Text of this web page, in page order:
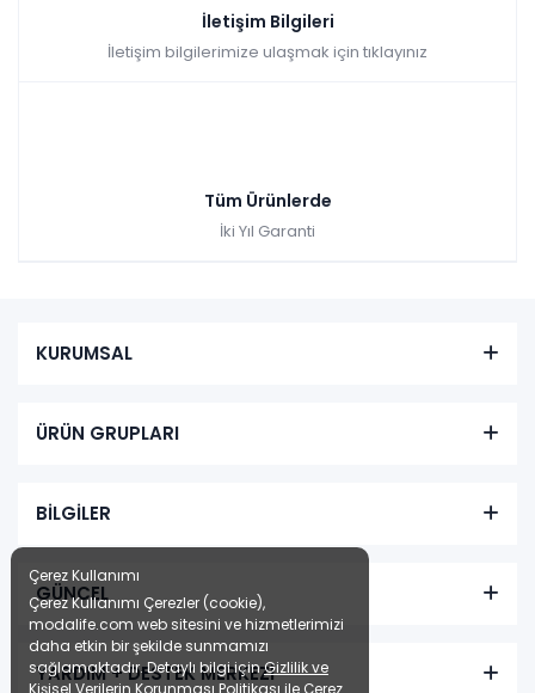
İletişim Bilgileri
İletişim bilgilerimize ulaşmak için tıklayınız
Tüm Ürünlerde
İki Yıl Garanti
KURUMSAL
ÜRÜN GRUPLARI
BİLGİLER
GÜNCEL
YARDIM + DESTEK MERKEZİ
Çerez Kullanımı
Çerez Kullanımı Çerezler (cookie),
modalife.com web sitesini ve hizmetlerimizi
daha etkin bir şekilde sunmamızı
sağlamaktadır. Detaylı bilgi içinGizlilik ve
Kişisel Verilerin Korunması Politikası ile Çerez